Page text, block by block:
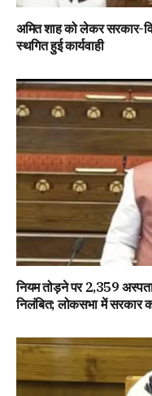
अमित शाह को लेकर सरकार-
स्थगित हुई कार्यवाही
नियम तोड़ने पर 2,359
निलंबित; लोकसभा में सरकार